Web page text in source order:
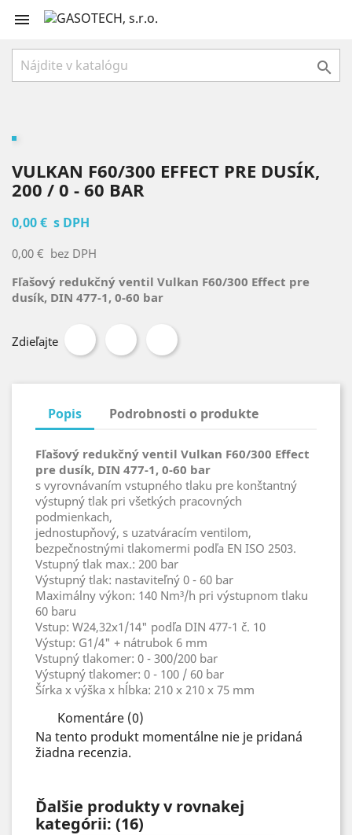


VULKAN F60/300 EFFECT PRE DUSÍK,
200 / 0 - 60 BAR
0,00 € s DPH
0,00 € bez DPH
Fľašový redukčný ventil Vulkan F60/300 Effect pre
dusík, DIN 477-1, 0-60 bar
Zdieľajte
Popis Podrobnosti o produkte
Fľašový redukčný ventil Vulkan F60/300 Effect
pre dusík, DIN 477-1, 0-60 bar
s vyrovnávaním vstupného tlaku pre konštantný
výstupný tlak pri všetkých pracovných
podmienkach,
jednostupňový, s uzatváracím ventilom,
bezpečnostnými tlakomermi podľa EN ISO 2503.
Vstupný tlak max.: 200 bar
Výstupný tlak: nastaviteľný 0 - 60 bar
Maximálny výkon: 140 Nm³/h pri výstupnom tlaku
60 baru
Vstup: W24,32x1/14" podľa DIN 477-1 č. 10
Výstup: G1/4" + nátrubok 6 mm
Vstupný tlakomer: 0 - 300/200 bar
Výstupný tlakomer: 0 - 100 / 60 bar
Šírka x výška x hĺbka: 210 x 210 x 75 mm
Komentáre (0)
Na tento produkt momentálne nie je pridaná
žiadna recenzia.
Ďalšie produkty v rovnakej
kategórii: (16)